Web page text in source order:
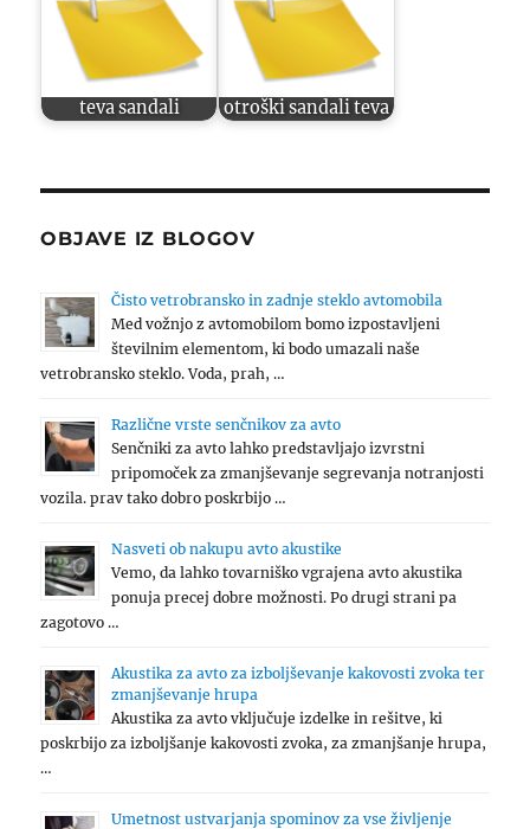
teva sandali otroški sandali teva
OBJAVE IZ BLOGOV
Čisto vetrobransko in zadnje steklo avtomobila
Med vožnjo z avtomobilom bomo izpostavljeni
številnim elementom, ki bodo umazali naše
vetrobransko steklo. Voda, prah, …
Različne vrste senčnikov za avto
Senčniki za avto lahko predstavljajo izvrstni
pripomoček za zmanjševanje segrevanja notranjosti
vozila. prav tako dobro poskrbijo …
Nasveti ob nakupu avto akustike
Vemo, da lahko tovarniško vgrajena avto akustika
ponuja precej dobre možnosti. Po drugi strani pa
zagotovo …
Akustika za avto za izboljševanje kakovosti zvoka ter
zmanjševanje hrupa
Akustika za avto vključuje izdelke in rešitve, ki
poskrbijo za izboljšanje kakovosti zvoka, za zmanjšanje hrupa,
…
Umetnost ustvarjanja spominov za vse življenje